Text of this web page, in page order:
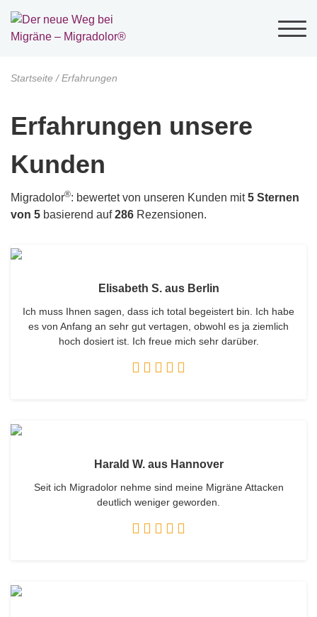
Startseite /Erfahrungen
Erfahrungen unsere
Kunden
Migradolor®: bewertet von unseren Kunden mit5 Sternen
von 5 basierend auf286 Rezensionen.
Elisabeth S. aus Berlin
Ich muss Ihnen sagen, dass ich total begeistert bin. Ich habe
es von Anfang an sehr gut vertagen, obwohl es ja ziemlich
hoch dosiert ist. Ich freue mich sehr darüber.
Harald W. aus Hannover
Seit ich Migradolor nehme sind meine Migräne Attacken
deutlich weniger geworden.